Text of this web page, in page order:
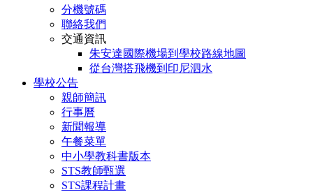
分機號碼
聯絡我們
交通資訊
朱安達國際機場到學校路線地圖
從台灣搭飛機到印尼泗水
學校公告
親師簡訊
行事曆
新聞報導
午餐菜單
中小學教科書版本
STS教師甄選
STS課程計畫